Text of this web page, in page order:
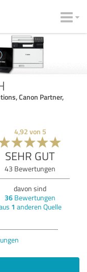
Canon Partner,
4,92 von 5
SEHR GUT
43 Bewertungen
davon sind
36 Bewertungen
1 anderen Quelle